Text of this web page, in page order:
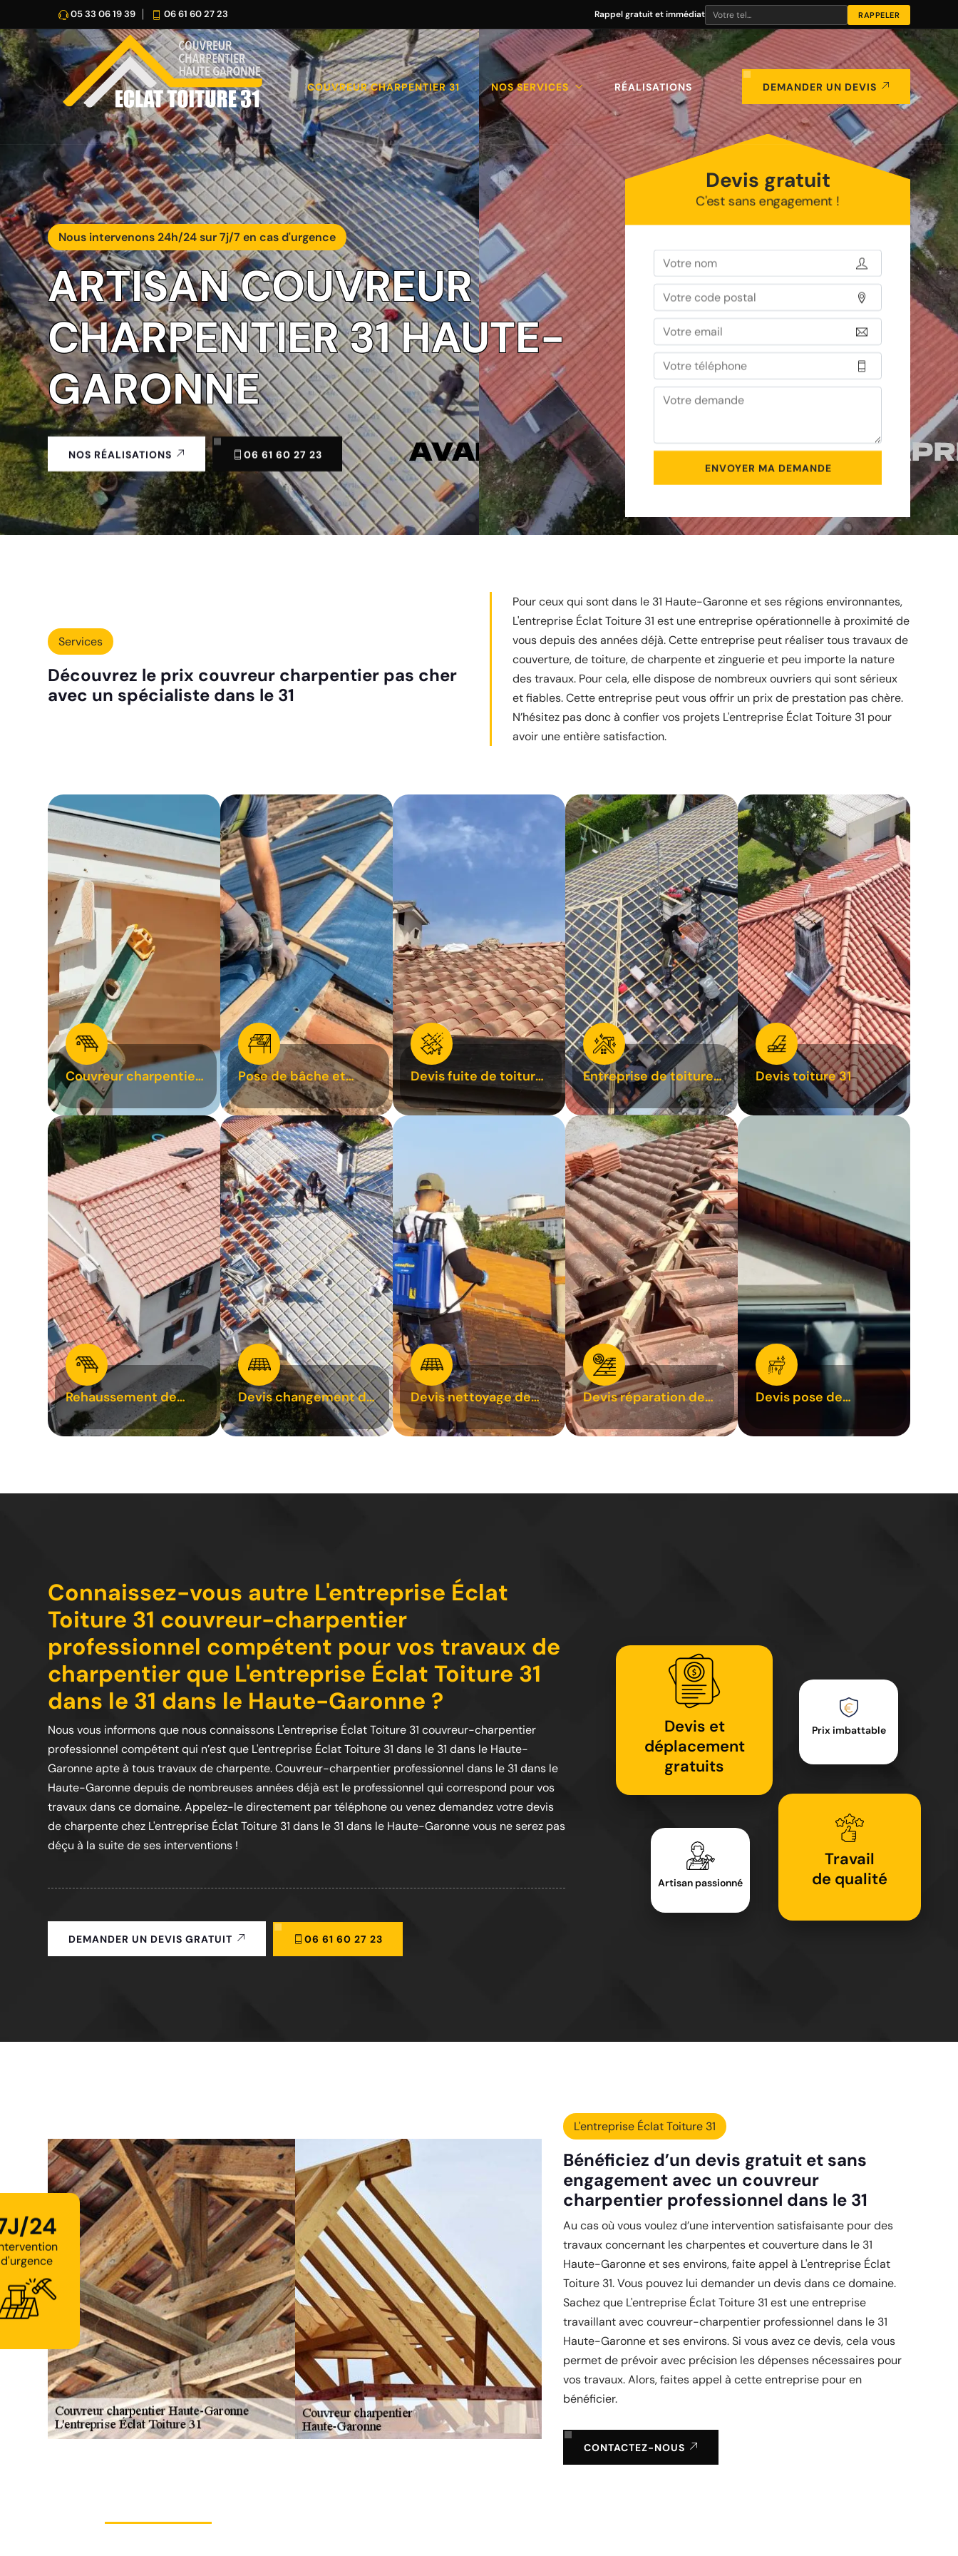
05 33 06 19 39 06 61 60 27 23 Rappel gratuit et immédiat
COUVREUR CHARPENTIER 31 NOS SERVICES RÉALISATIONS DEMANDER UN DEVIS
Nous intervenons 24h/24 sur 7j/7 en cas d'urgence
ARTISAN COUVREUR
CHARPENTIER 31 HAUTE-
GARONNE
NOS RÉALISATIONS 06 61 60 27 23
Devis gratuit
C'est sans engagement !
Services
Découvrez le prix couvreur charpentier pas cher
avec un spécialiste dans le 31
Pour ceux qui sont dans le 31 Haute-Garonne et ses régions environnantes,
L'entreprise Éclat Toiture 31 est une entreprise opérationnelle à proximité de
vous depuis des années déjà. Cette entreprise peut réaliser tous travaux de
couverture, de toiture, de charpente et zinguerie et peu importe la nature
des travaux. Pour cela, elle dispose de nombreux ouvriers qui sont sérieux
et fiables. Cette entreprise peut vous offrir un prix de prestation pas chère.
N’hésitez pas donc à confier vos projets L'entreprise Éclat Toiture 31 pour
avoir une entière satisfaction.
Couvreur charpentier
31
Pose de bâche et
bâchage de toiture 31
Devis fuite de toiture
31
Entreprise de toiture
31
Devis toiture 31
Rehaussement de
toiture 31
Devis changement de
tuile 31
Devis nettoyage de
toiture 31
Devis réparation de
toiture 31
Devis pose de
Connaissez-vous autre L'entreprise Éclat
Toiture 31 couvreur-charpentier
professionnel compétent pour vos travaux de
charpentier que L'entreprise Éclat Toiture 31
dans le 31 dans le Haute-Garonne ?
Nous vous informons que nous connaissons L'entreprise Éclat Toiture 31 couvreur-charpentier
professionnel compétent qui n’est que L'entreprise Éclat Toiture 31 dans le 31 dans le Haute-
Garonne apte à tous travaux de charpente. Couvreur-charpentier professionnel dans le 31 dans le
Haute-Garonne depuis de nombreuses années déjà est le professionnel qui correspond pour vos
travaux dans ce domaine. Appelez-le directement par téléphone ou venez demandez votre devis
de charpente chez L'entreprise Éclat Toiture 31 dans le 31 dans le Haute-Garonne vous ne serez pas
déçu à la suite de ses interventions !
Devis et
déplacement
gratuits
Artisan passionné
Prix imbattable
Travail
de qualité
DEMANDER UN DEVIS GRATUIT 06 61 60 27 23
24
d'urgence
L'entreprise Éclat Toiture 31
Bénéficiez d’un devis gratuit et sans
engagement avec un couvreur
charpentier professionnel dans le 31
Au cas où vous voulez d’une intervention satisfaisante pour des
travaux concernant les charpentes et couverture dans le 31
Haute-Garonne et ses environs, faite appel à L'entreprise Éclat
Toiture 31. Vous pouvez lui demander un devis dans ce domaine.
Sachez que L'entreprise Éclat Toiture 31 est une entreprise
travaillant avec couvreur-charpentier professionnel dans le 31
Haute-Garonne et ses environs. Si vous avez ce devis, cela vous
permet de prévoir avec précision les dépenses nécessaires pour
vos travaux. Alors, faites appel à cette entreprise pour en
bénéficier.
CONTACTEZ-NOUS